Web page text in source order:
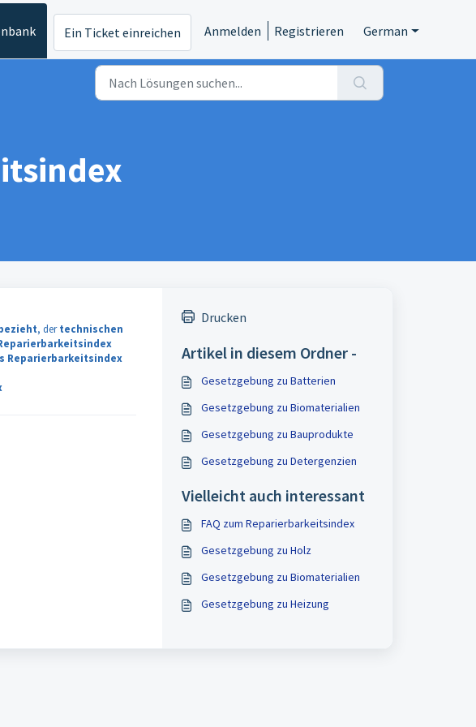
Ein Ticket einreichen Anmelden Registrieren German
, dertechnischen
Reparierbarkeitsindex
Drucken
Artikel in diesem Ordner -
Gesetzgebung zu Batterien
Gesetzgebung zu Biomaterialien
Gesetzgebung zu Bauprodukte
Gesetzgebung zu Detergenzien
Vielleicht auch interessant
FAQ zum Reparierbarkeitsindex
Gesetzgebung zu Holz
Gesetzgebung zu Biomaterialien
Gesetzgebung zu Heizung